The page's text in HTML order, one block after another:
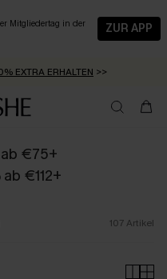
Mitgliedertag in der
ZUR APP
ARTIKEL >>
>>
AB 89 €>>
ab €75+
€112+
107 Artikel